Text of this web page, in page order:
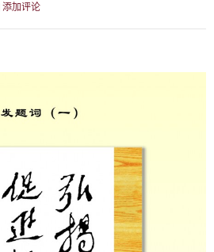
添加评论